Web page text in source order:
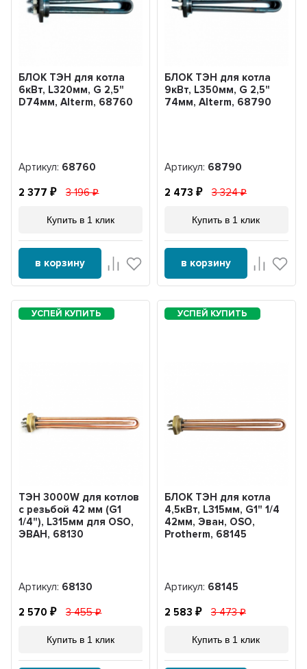
БЛОК ТЭН для котла
6кВт, L320мм, G 2,5"
D74мм, Alterm, 68760
Артикул: 68760
2 377 3 196
Купить в 1 клик
в корзину
БЛОК ТЭН для котла
9кВт, L350мм, G 2,5"
74мм, Alterm, 68790
Артикул: 68790
2 473 3 324
Купить в 1 клик
в корзину
ТЭН 3000W для котлов
с резьбой 42 мм (G1
1/4"), L315мм для OSO,
ЭВАН, 68130
Артикул: 68130
2 570 3 455
Купить в 1 клик
БЛОК ТЭН для котла
4,5кВт, L315мм, G1" 1/4
42мм, Эван, OSO,
Protherm, 68145
Артикул: 68145
2 583 3 473
Купить в 1 клик